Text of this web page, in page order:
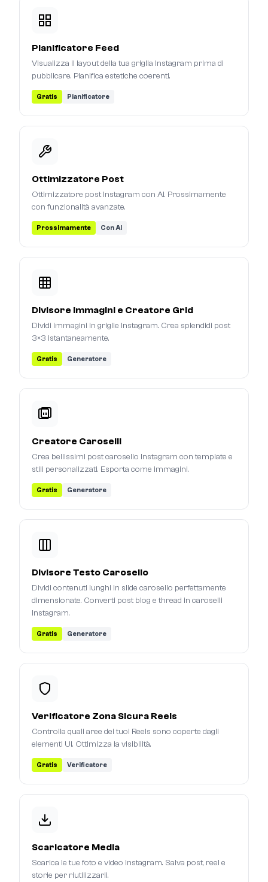
Pianificatore Feed
Visualizza il layout della tua griglia Instagram prima di
pubblicare. Pianifica estetiche coerenti.
Gratis Pianificatore
Ottimizzatore Post
Ottimizzatore post Instagram con AI. Prossimamente
con funzionalità avanzate.
Prossimamente Con AI
Divisore Immagini e Creatore Grid
Dividi immagini in griglie Instagram. Crea splendidi post
3×3 istantaneamente.
Gratis Generatore
Creatore Caroselli
Crea bellissimi post carosello Instagram con template e
stili personalizzati. Esporta come immagini.
Gratis Generatore
Divisore Testo Carosello
Dividi contenuti lunghi in slide carosello perfettamente
dimensionate. Converti post blog e thread in caroselli
Instagram.
Gratis Generatore
Verificatore Zona Sicura Reels
Controlla quali aree dei tuoi Reels sono coperte dagli
elementi UI. Ottimizza la visibilità.
Gratis Verificatore
Scaricatore Media
Scarica le tue foto e video Instagram. Salva post, reel e
storie per riutilizzarli.